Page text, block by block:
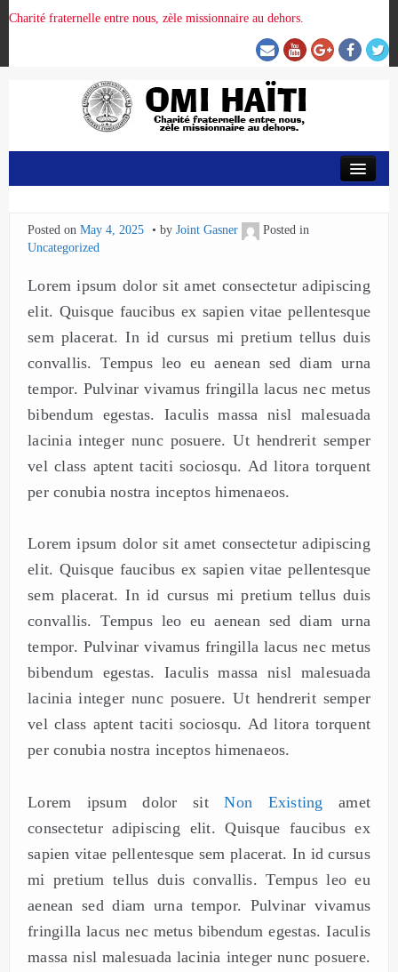
Charité fraternelle entre nous, zèle missionnaire au dehors.
ORGANISATION DE LA PROVINCE
PRÉSENCE OMI
CRUNITEHC
NOUS CONTACTER
Posted on May 4, 2025 by Joint Gasner
Posted in
Uncategorized
Lorem ipsum dolor sit amet consectetur adipiscing
elit. Quisque faucibus ex sapien vitae pellentesque
sem placerat. In id cursus mi pretium tellus duis
convallis. Tempus leo eu aenean sed diam urna
tempor. Pulvinar vivamus fringilla lacus nec metus
bibendum egestas. Iaculis massa nisl malesuada
lacinia integer nunc posuere. Ut hendrerit semper
vel class aptent taciti sociosqu. Ad litora torquent
per conubia nostra inceptos himenaeos.
Lorem ipsum dolor sit amet consectetur adipiscing
elit. Quisque faucibus ex sapien vitae pellentesque
sem placerat. In id cursus mi pretium tellus duis
convallis. Tempus leo eu aenean sed diam urna
tempor. Pulvinar vivamus fringilla lacus nec metus
bibendum egestas. Iaculis massa nisl malesuada
lacinia integer nunc posuere. Ut hendrerit semper
vel class aptent taciti sociosqu. Ad litora torquent
per conubia nostra inceptos himenaeos.
Lorem ipsum dolor sitNon Existing amet
consectetur adipiscing elit. Quisque faucibus ex
sapien vitae pellentesque sem placerat. In id cursus
mi pretium tellus duis convallis. Tempus leo eu
aenean sed diam urna tempor. Pulvinar vivamus
fringilla lacus nec metus bibendum egestas. Iaculis
massa nisl malesuada lacinia integer nunc posuere.